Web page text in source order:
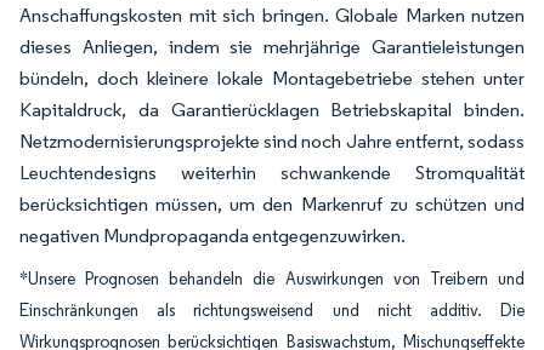
Anschaffungskosten mit sich bringen. Globale Marken nutzen
dieses Anliegen, indem sie mehrjährige Garantieleistungen
bündeln, doch kleinere lokale Montagebetriebe stehen unter
Kapitaldruck, da Garantierücklagen Betriebskapital binden.
Netzmodernisierungsprojekte sind noch Jahre entfernt, sodass
Leuchtendesigns weiterhin schwankende Stromqualität
berücksichtigen müssen, um den Markenruf zu schützen und
negativen Mundpropaganda entgegenzuwirken.
*Unsere Prognosen behandeln die Auswirkungen von Treibern und
Einschränkungen als richtungsweisend und nicht additiv. Die
Wirkungsprognosen berücksichtigen Basiswachstum, Mischungseffekte